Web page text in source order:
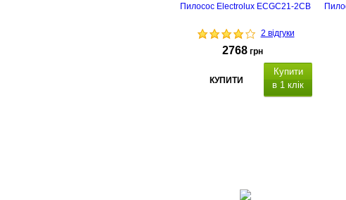
Пилосос Electrolux ECGC21-2CB
2 відгуки
2768 грн
КУПИТИ
Купити
в 1 клік